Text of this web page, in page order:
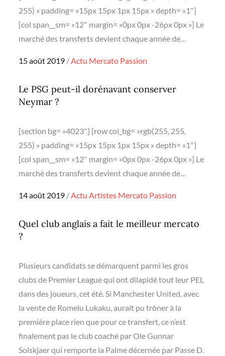
255) » padding= »15px 15px 1px 15px » depth= »1″]
[col span__sm= »12″ margin= »0px 0px -26px 0px »] Le
marché des transferts devient chaque année de…
Posted
15 août 2019 Actu Mercato Passion
Le PSG peut-il dorénavant conserver
Neymar ?
[section bg= »4023″] [row col_bg= »rgb(255, 255,
255) » padding= »15px 15px 1px 15px » depth= »1″]
[col span__sm= »12″ margin= »0px 0px -26px 0px »] Le
marché des transferts devient chaque année de…
Posted
14 août 2019 Actu Artistes Mercato Passion
Quel club anglais a fait le meilleur mercato
?
Plusieurs candidats se démarquent parmi les gros
clubs de Premier League qui ont dilapidé tout leur PEL
dans des joueurs, cet été. Si Manchester United, avec
la vente de Romelu Lukaku, aurait pu trôner à la
première place rien que pour ce transfert, ce n’est
finalement pas le club coaché par Ole Gunnar
Solskjaer qui remporte la Palme décernée par Passe D.